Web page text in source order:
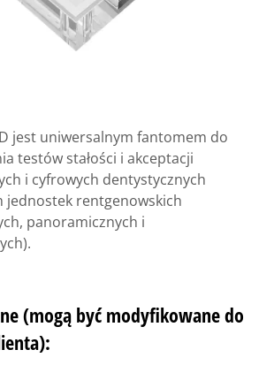
jest uniwersalnym fantomem do
testów stałości i akceptacji
i cyfrowych dentystycznych
jednostek rentgenowskich
panoramicznych i
(mogą być modyfikowane do